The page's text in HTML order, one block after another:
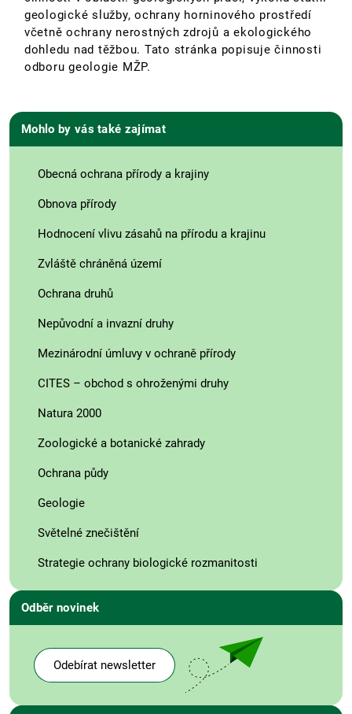
geologické služby, ochrany horninového prostředí
včetně ochrany nerostných zdrojů a ekologického
dohledu nad těžbou. Tato stránka popisuje činnosti
odboru geologie MŽP.
Mohlo by vás také zajímat
Obecná ochrana přírody a krajiny
Obnova přírody
Hodnocení vlivu zásahů na přírodu a krajinu
Zvláště chráněná území
Ochrana druhů
Nepůvodní a invazní druhy
Mezinárodní úmluvy v ochraně přírody
CITES – obchod s ohroženými druhy
Natura 2000
Zoologické a botanické zahrady
Ochrana půdy
Geologie
Světelné znečištění
Strategie ochrany biologické rozmanitosti
Odběr novinek
Odebírat newsletter